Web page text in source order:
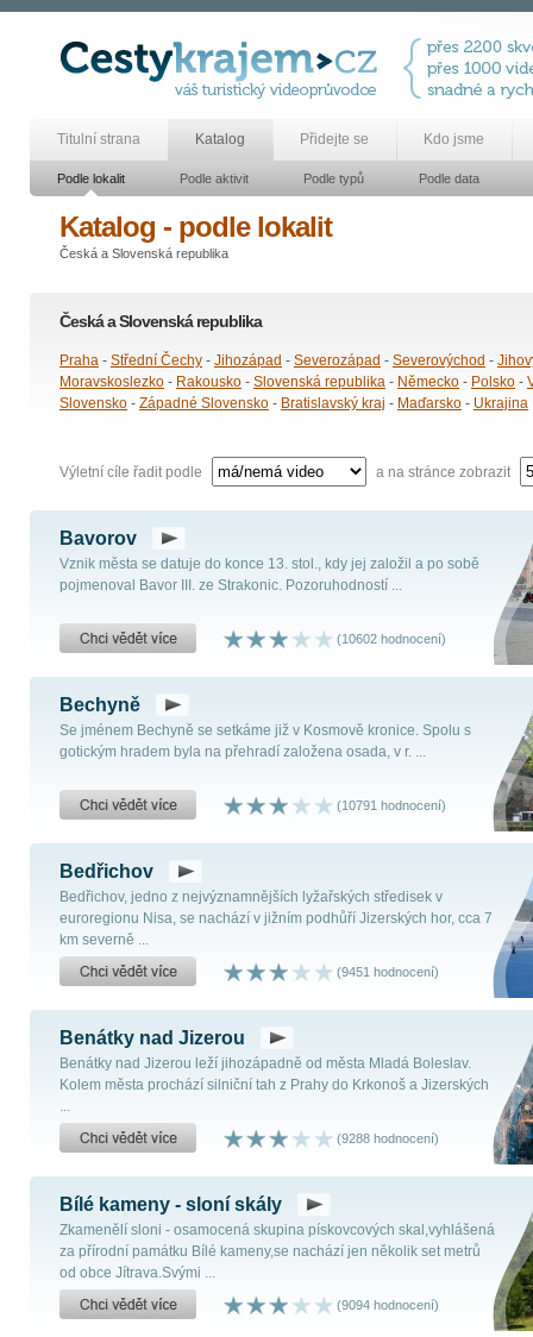
Titulní strana Katalog Přidejte se Kdo jsme
Podle lokalit Podle aktivit Podle typů Podle data
Katalog - podle lokalit
Česká a Slovenská republika
Česká a Slovenská republika
Praha - Střední Čechy - Jihozápad - Severozápad - Severovýchod -
Moravskoslezko - Rakousko - Slovenská republika - Německo - Polsko -
Slovensko - Západné Slovensko - Bratislavský kraj - Maďarsko - Ukrajina
Výletní cíle řadit podle a na stránce zobrazit
Bavorov
Vznik města se datuje do konce 13. stol., kdy jej založil a po sobě
pojmenoval Bavor III. ze Strakonic. Pozoruhodností ...
(10602 hodnocení)
Bechyně
Se jménem Bechyně se setkáme již v Kosmově kronice. Spolu s
gotickým hradem byla na přehradí založena osada, v r. ...
(10791 hodnocení)
Bedřichov
Bedřichov, jedno z nejvýznamnějších lyžařských středisek v
euroregionu Nisa, se nachází v jižním podhůří Jizerských hor, cca 7
km severně ...
(9451 hodnocení)
Benátky nad Jizerou
Benátky nad Jizerou leží jihozápadně od města Mladá Boleslav.
Kolem města prochází silniční tah z Prahy do Krkonoš a Jizerských
...
(9288 hodnocení)
Bílé kameny - sloní skály
Zkamenělí sloni - osamocená skupina pískovcových skal,vyhlášená
za přírodní památku Bílé kameny,se nachází jen několik set metrů
od obce Jítrava.Svými ...
(9094 hodnocení)